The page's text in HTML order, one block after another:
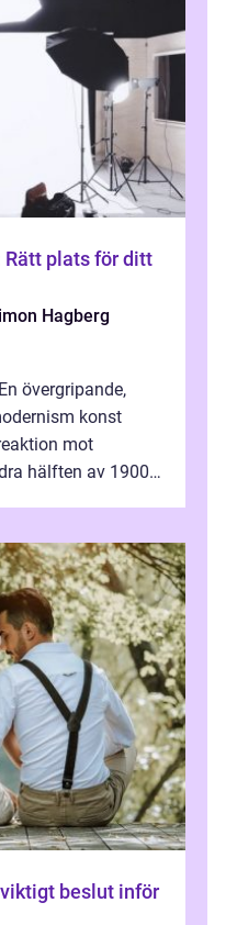
plats för ditt
Hagberg
övergripande,
konst
mot
hälften av 1900-
beslut inför